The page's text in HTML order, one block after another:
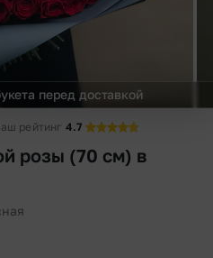
перед доставкой
рейтинг 4.7
розы (70 см) в